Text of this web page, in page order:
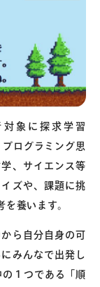
象に探求学習
プログラミング思
、サイエンス等
ズや、課題に挑
養います。
ら自分自身の可
みんなで出発し
１つである「順